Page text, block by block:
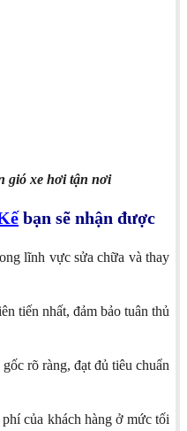
gió xe hơi tận nơi
bạn sẽ nhận được
lĩnh vực sửa chữa và thay
tiến nhất, đảm bảo tuân thủ
rõ ràng, đạt đủ tiêu chuẩn
của khách hàng ở mức tối